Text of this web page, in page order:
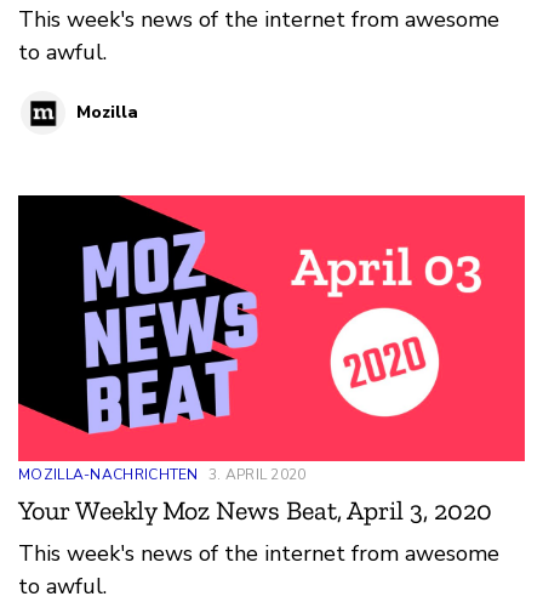
This week's news of the internet from awesome
to awful.
Mozilla
MOZILLA-NACHRICHTEN 3. APRIL 2020
Your Weekly Moz News Beat, April 3, 2020
This week's news of the internet from awesome
to awful.